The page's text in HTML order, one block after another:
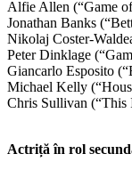
Alfie Allen (“Game
Jonathan Banks
Nikolaj Coster-
Peter Dinklage
Giancarlo Esposito
Michael Kelly
Chris Sullivan (“This
Actriță în rol